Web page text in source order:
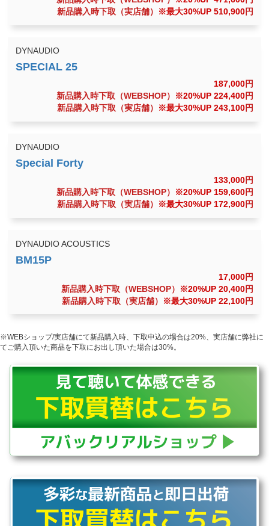
新品購入時下取（実店舗）
※最大30%UP 510,900円
DYNAUDIO
187,000円
新品購入時下取（WEBSHOP）
※20%UP 224,400円
新品購入時下取（実店舗）
※最大30%UP 243,100円
DYNAUDIO
133,000円
新品購入時下取（WEBSHOP）
※20%UP 159,600円
新品購入時下取（実店舗）
※最大30%UP 172,900円
DYNAUDIO ACOUSTICS
17,000円
新品購入時下取（WEBSHOP）
※20%UP 20,400円
新品購入時下取（実店舗）
※最大30%UP 22,100円
※WEBショップ/実店舗にて新品購入時、下取申込の場合は20%、実店舗に弊社に
てご購入頂いた商品を下取にお出し頂いた場合は30%。